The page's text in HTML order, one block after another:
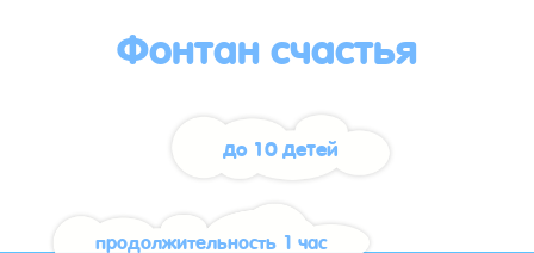
Фонтан счастья
до 10 детей
продолжительность 1 час